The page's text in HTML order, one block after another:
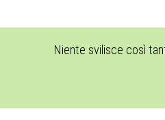
Niente svilisce così